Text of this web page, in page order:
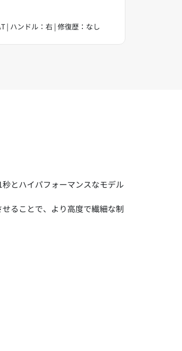
| ハンドル：右 | 修復歴：なし
とハイパフォーマンスなモデル
ることで、より高度で繊細な制